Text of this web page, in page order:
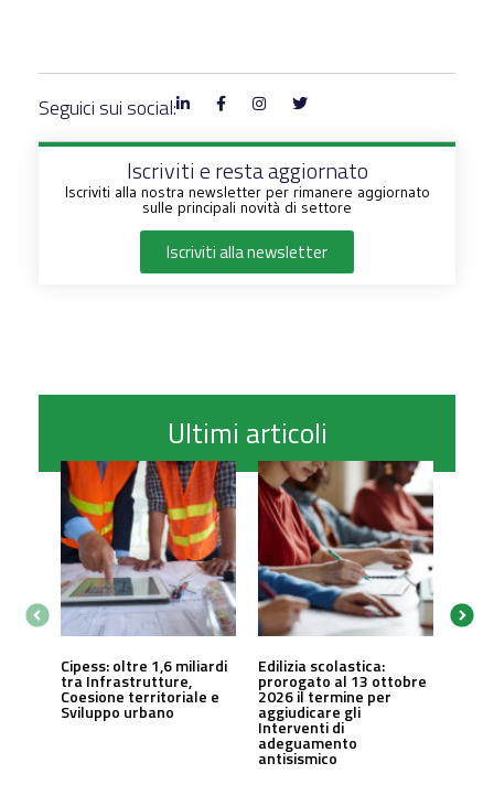
Seguici sui social:
Iscriviti e resta aggiornato
Iscriviti alla nostra newsletter per rimanere aggiornato
sulle principali novità di settore
Iscriviti alla newsletter
Ultimi articoli
Cipess: oltre 1,6 miliardi
tra Infrastrutture,
Coesione territoriale e
Sviluppo urbano
Edilizia scolastica:
prorogato al 13 ottobre
2026 il termine per
aggiudicare gli
Interventi di
adeguamento
antisismico